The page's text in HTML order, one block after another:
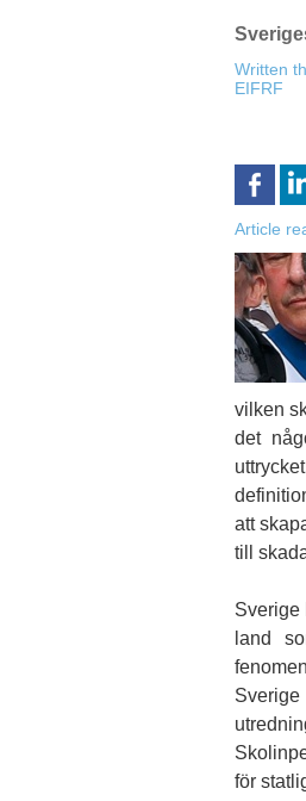
Written
EIFRF
Article
vilken
det
att
till
Sverige
land
för